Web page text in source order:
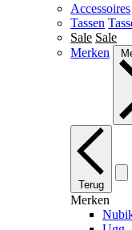
Accessoires
Tassen
Sale Sale
Merken
Terug
Merken